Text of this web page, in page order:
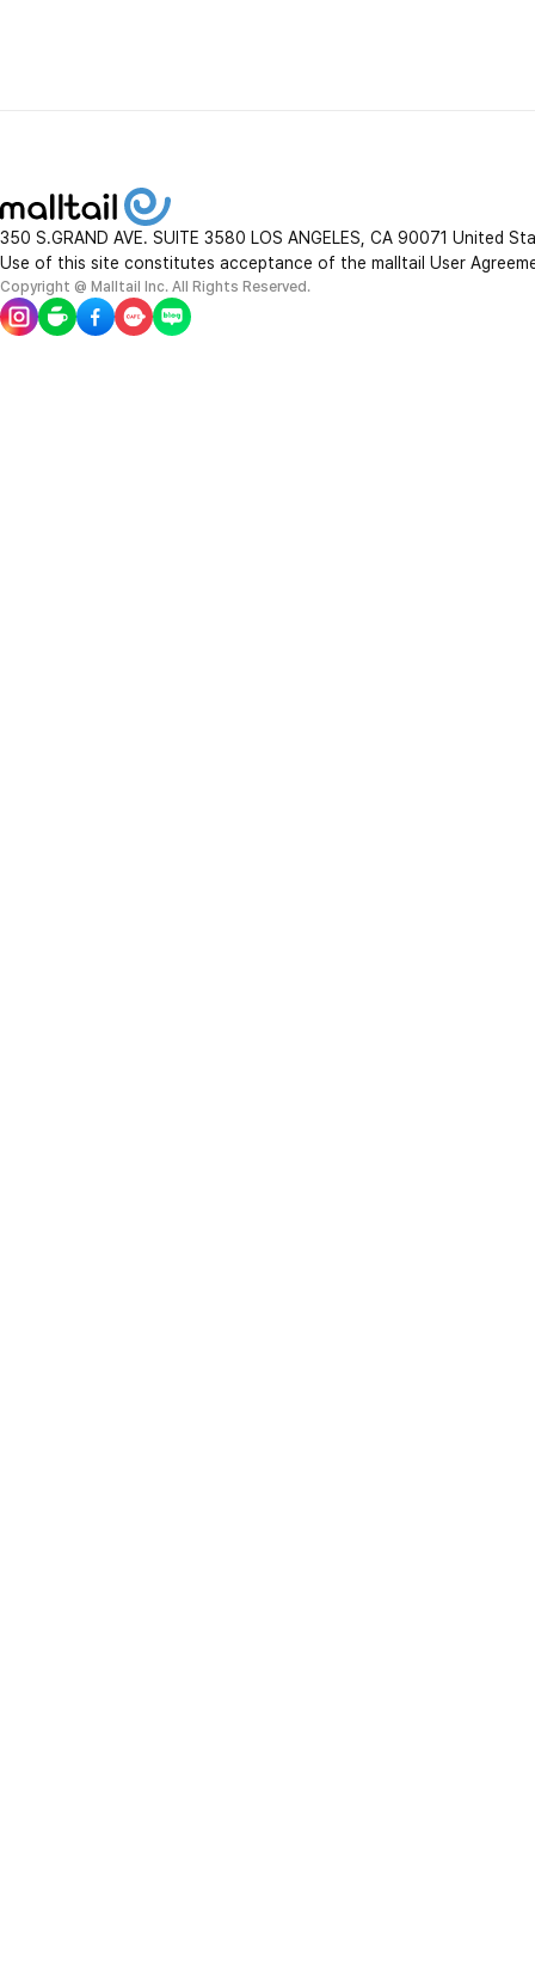
350 S.GRAND AVE. SUITE 3580 LOS ANGELES, CA 90071 United
Use of this site constitutes acceptance of the malltail User
Copyright @ Malltail Inc. All Rights Reserved.